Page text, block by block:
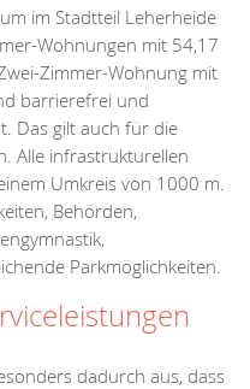
im Stadtteil Leherheide
Wohnungen mit 54,17
Zimmer-Wohnung mit
barrierefrei und
Das gilt auch für die
Alle infrastrukturellen
Umkreis von 1000 m.
Behörden,
Parkmöglichkeiten.
dadurch aus, dass